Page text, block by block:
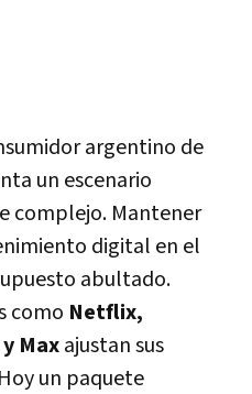
argentino de
un escenario
complejo. Mantener
digital en el
abultado.
como Netflix,
Maxajustan sus
un paquete